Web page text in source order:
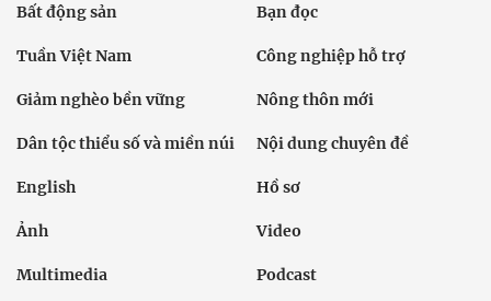
Bất động sản Bạn đọc
Tuần Việt Nam Công nghiệp hỗ trợ
Giảm nghèo bền vững Nông thôn mới
Dân tộc thiểu số và miền núi Nội dung chuyên đề
English Hồ sơ
Ảnh Video
Multimedia Podcast